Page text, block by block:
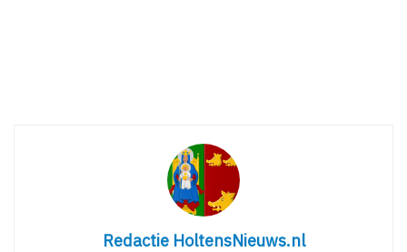
Redactie HoltensNieuws.nl